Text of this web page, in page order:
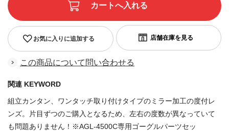
お気に入りに追加する
この商品について問い合わせる
関連 KEYWORD
組立カンタン、ワンタッチ取り付けタイプのミラー加工の度付レ
ンズ。片目ずつのご購入となるため、左右の度数が異なっていて
も問題ありません！※AGL-4500C専用ゴーグルパーツセッ